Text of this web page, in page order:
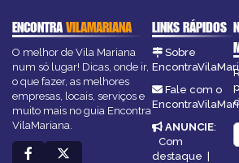
ENCONTRAVILAMARIANA
O melhor de Vila Mariana
num só lugar! Dicas, onde ir,
o que fazer, as melhores
empresas, locais, serviços e
muito mais no guia Encontra
VilaMariana.
LINKS RÁPIDOS
Sobre
Fale com o
ANUNCIE:
Com
destaque |